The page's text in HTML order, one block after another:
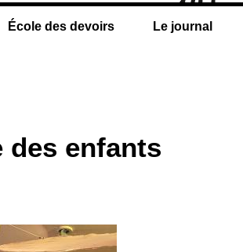
École des devoirs Le journal
des enfants